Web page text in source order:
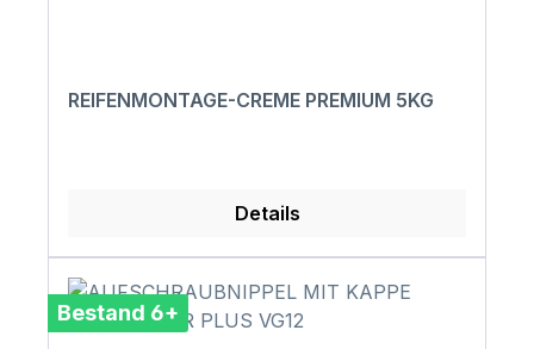
REIFENMONTAGE-CREME PREMIUM 5KG
Details
Bestand 6+